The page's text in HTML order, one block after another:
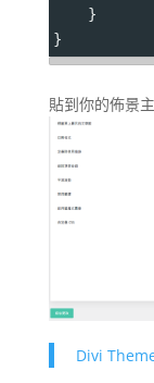
    }
}
貼到你的佈景
Divi